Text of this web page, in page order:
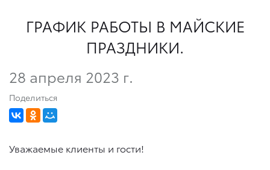
ГРАФИК РАБОТЫ В МАЙСКИЕ
ПРАЗДНИКИ.
28 апреля 2023 г.
Поделиться
Уважаемые клиенты и гости!